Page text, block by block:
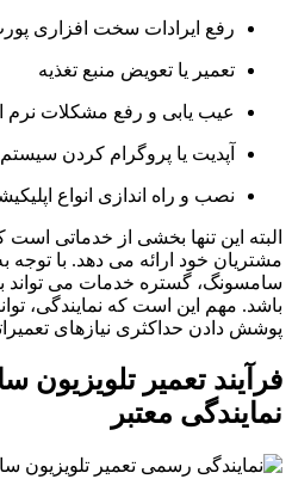
رفع ایرادات سخت افزاری
تعمیر یا تعویض منبع تغذیه
عیب یابی و رفع مشکلات نرم
آپدیت یا پروگرام کردن
نصب و راه اندازی انواع
البته این تنها بخشی از خدماتی است
مشتریان خود ارائه می دهد. با توجه
سامسونگ، گستره خدمات می تواند
باشد. مهم این است که نمایندگی،
پوشش دادن حداکثری نیازهای
فرآیند تعمیر
نمایندگی معتبر